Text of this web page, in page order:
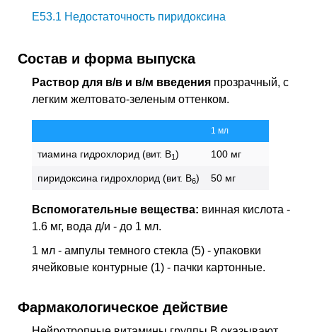
E53.1 Недостаточность пиридоксина
Состав и форма выпуска
Раствор для в/в и в/м введения прозрачный, с
легким желтовато-зеленым оттенком.
1 мл
тиамина гидрохлорид (вит. B1) 100 мг
пиридоксина гидрохлорид (вит. B6) 50 мг
Вспомогательные вещества: винная кислота -
1.6 мг, вода д/и - до 1 мл.
1 мл - ампулы темного стекла (5) - упаковки
ячейковые контурные (1) - пачки картонные.
Фармакологическое действие